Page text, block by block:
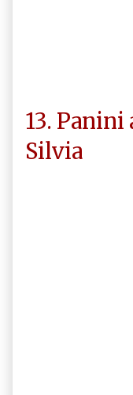
13.
Silvia